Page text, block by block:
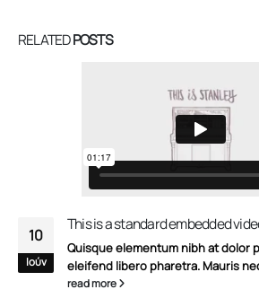
RELATEDPOSTS
10
Ιούν
This is a standard embedded
Quisque elementum nibh at dolor
eleifend libero pharetra. Mauris
read more